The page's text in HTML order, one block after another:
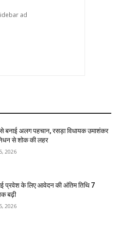
बनाई अलग पहचान, रसड़ा विधायक उमाशंकर
से शोक की लहर
2026
प्रवेश के लिए आवेदन की अंतिम तिथि 7
बढ़ी
2026